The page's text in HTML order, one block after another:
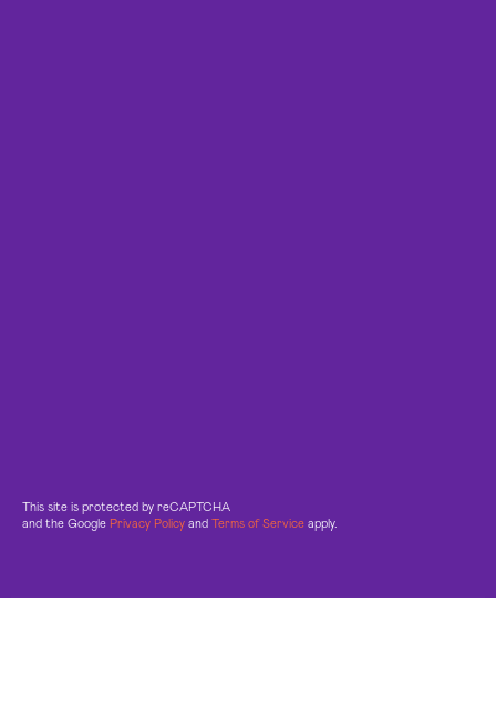
This site is protected by reCAPTCHA
and the Google Privacy Policy and Terms of Service apply.